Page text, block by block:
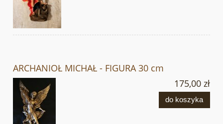
ARCHANIOŁ MICHAŁ - FIGURA 30 cm
175,00 zł
do koszyka